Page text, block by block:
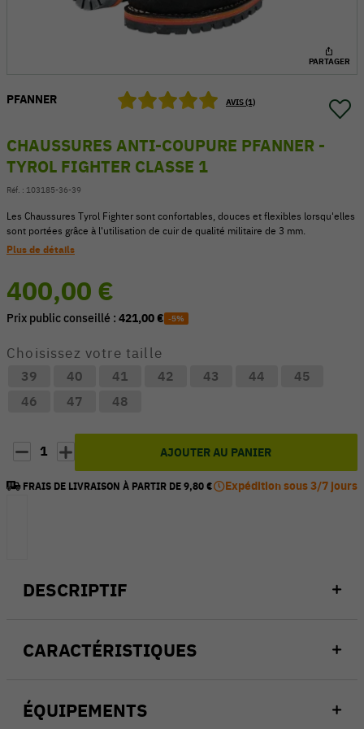
PARTAGER
DESCRIPTIF
CARACTÉRISTIQUES
ÉQUIPEMENTS
PFANNER AVIS (1)
CHAUSSURES ANTI-COUPURE PFANNER -
TYROL FIGHTER CLASSE 1
Réf. : 103185-36-39
Les Chaussures Tyrol Fighter sont confortables, douces et flexibles lorsqu'elles
sont portées grâce à l'utilisation de cuir de qualité militaire de 3 mm.
Plus de détails
400,00 €
Prix public conseillé : 421,00 € -5%
Choisissez votre taille
39 40 41 42 43 44
45
46
47 48
1 AJOUTER AU PANIER
FRAIS DE LIVRAISON À PARTIR DE 9,80 € Expédition sous 3/7 jours